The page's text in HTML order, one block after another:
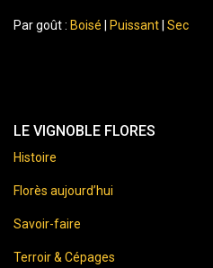
Par goût : Boisé Puissant Sec
LE VIGNOBLE FLORES
Histoire
Florès aujourd’hui
Savoir-faire
Terroir & Cépages